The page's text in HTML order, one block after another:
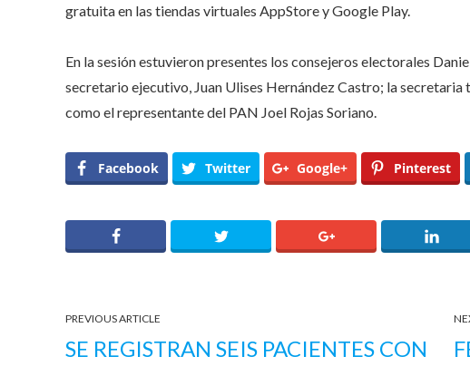
gratuita en las tiendas virtuales AppStore y Google Play.
En la sesión estuvieron presentes los consejeros electorales
secretario ejecutivo, Juan Ulises Hernández Castro; la
como el representante del PAN Joel Rojas Soriano.
Facebook Twitter Google+ Pinterest
PREVIOUS ARTICLE
SE REGISTRAN SEIS PACIENTES CON